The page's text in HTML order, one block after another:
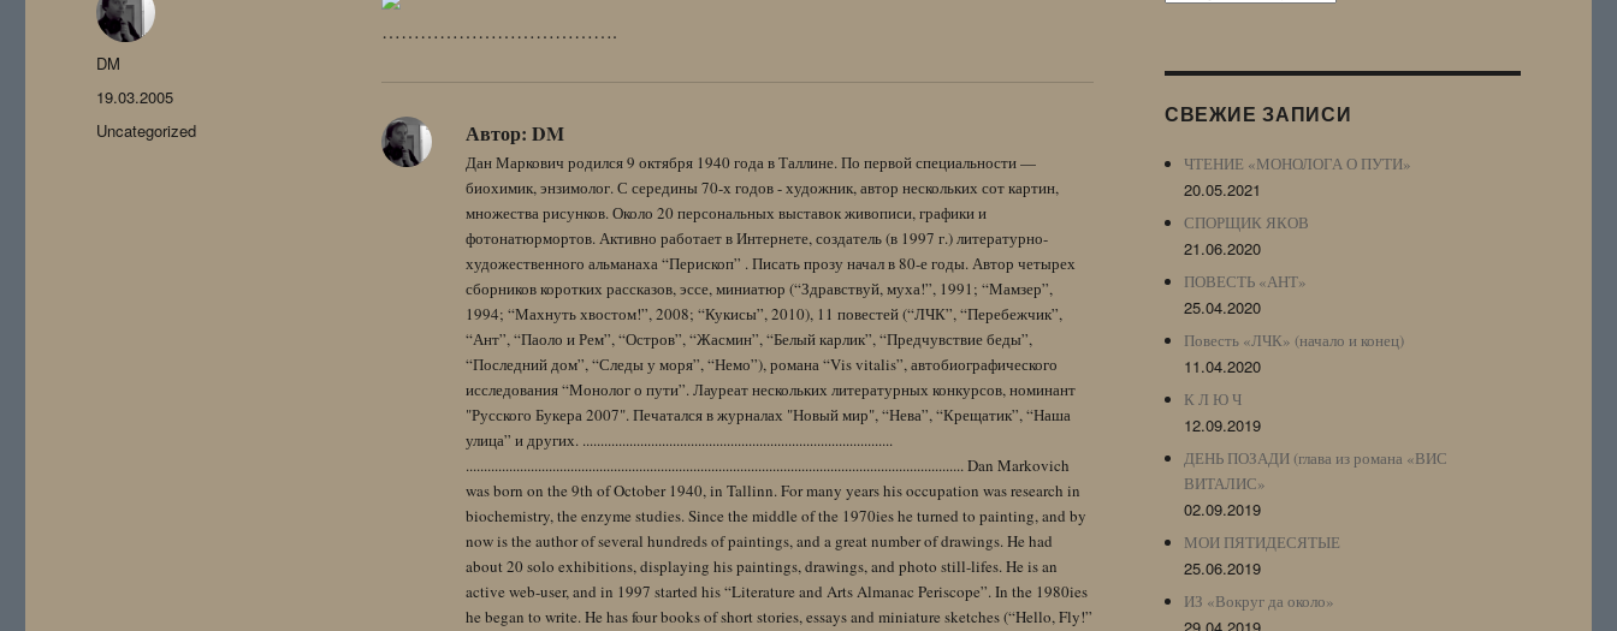
……………………………….
Автор: DM
Дан Маркович родился 9 октября 1940 года в Таллине. По первой специальности —
биохимик, энзимолог. С середины 70-х годов - художник, автор нескольких сот картин,
множества рисунков. Около 20 персональных выставок живописи, графики и
фотонатюрмортов. Активно работает в Интернете, создатель (в 1997 г.) литературно-
художественного альманаха “Перископ” . Писать прозу начал в 80-е годы. Автор четырех
сборников коротких рассказов, эссе, миниатюр (“Здравствуй, муха!”, 1991; “Мамзер”,
1994; “Махнуть хвостом!”, 2008; “Кукисы”, 2010), 11 повестей (“ЛЧК”, “Перебежчик”,
“Ант”, “Паоло и Рем”, “Остров”, “Жасмин”, “Белый карлик”, “Предчувствие беды”,
“Последний дом”, “Следы у моря”, “Немо”), романа “Vis vitalis”, автобиографического
исследования “Монолог о пути”. Лауреат нескольких литературных конкурсов, номинант
"Русского Букера 2007". Печатался в журналах "Новый мир", “Нева”, “Крещатик”, “Наша
улица” и других. ......................................................................................
.......................................................................................................................................... Dan Markovich
was born on the 9th of October 1940, in Tallinn. For many years his occupation was research in
biochemistry, the enzyme studies. Since the middle of the 1970ies he turned to painting, and by
now is the author of several hundreds of paintings, and a great number of drawings. He had
about 20 solo exhibitions, displaying his paintings, drawings, and photo still-lifes. He is an
active web-user, and in 1997 started his “Literature and Arts Almanac Periscope”. In the 1980ies
he began to write. He has four books of short stories, essays and miniature sketches (“Hello, Fly!”
Автор
DM
Опубликовано
19.03.2005
Рубрики
Uncategorized
Archive)
СВЕЖИЕ ЗАПИСИ
ЧТЕНИЕ «МОНОЛОГА О ПУТИ»
20.05.2021
СПОРЩИК ЯКОВ
21.06.2020
ПОВЕСТЬ «АНТ»
25.04.2020
Повесть «ЛЧК» (начало и конец)
11.04.2020
К Л Ю Ч
12.09.2019
ДЕНЬ ПОЗАДИ (глава из романа «ВИС
ВИТАЛИС»
02.09.2019
МОИ ПЯТИДЕСЯТЫЕ
25.06.2019
ИЗ «Вокруг да около»